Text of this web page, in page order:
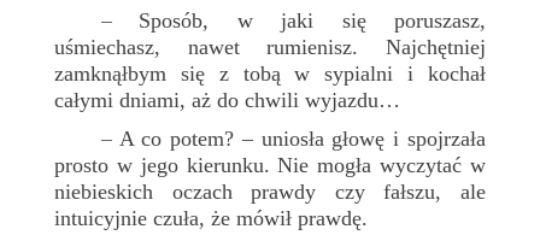
– Sposób, w jaki się poruszasz,
uśmiechasz, nawet rumienisz. Najchętniej
zamknąłbym się z tobą w sypialni i kochał
całymi dniami, aż do chwili wyjazdu…
– A co potem? – uniosła głowę i spojrzała
prosto w jego kierunku. Nie mogła wyczytać w
niebieskich oczach prawdy czy fałszu, ale
intuicyjnie czuła, że mówił prawdę.